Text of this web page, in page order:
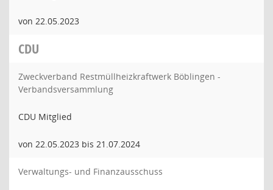
von 22.05.2023
CDU
Zweckverband Restmüllheizkraftwerk Böblingen -
Verbandsversammlung
CDU Mitglied
von 22.05.2023 bis 21.07.2024
Verwaltungs- und Finanzausschuss